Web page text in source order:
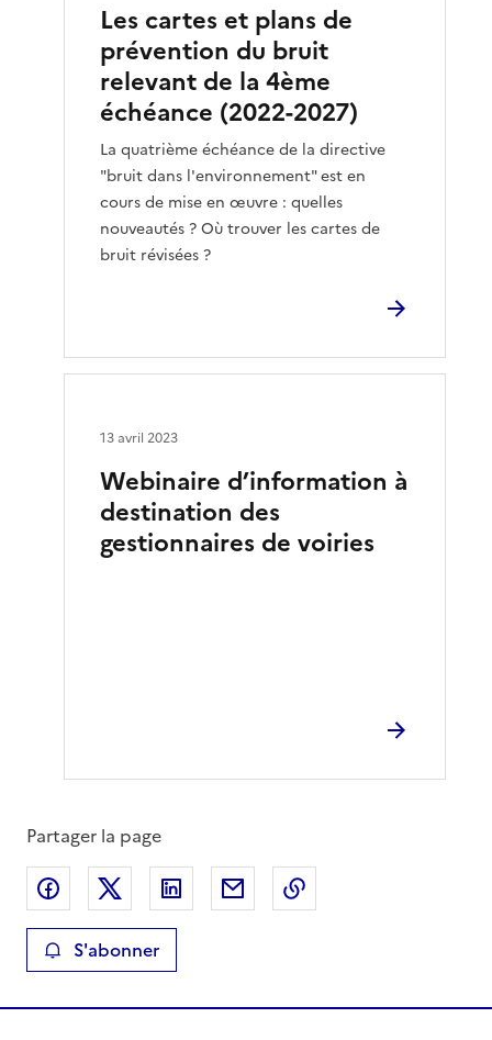
Les cartes et plans de
prévention du bruit
relevant de la 4ème
échéance (2022-2027)
La quatrième échéance de la directive
"bruit dans l'environnement" est en
cours de mise en œuvre : quelles
nouveautés ? Où trouver les cartes de
bruit révisées ?
Webinaire d’information à
destination des
gestionnaires de voiries
13 avril 2023
Partager la page
Partager sur Facebook
Partager sur XPartager sur LinkedIn
Partager par email
S'abonner